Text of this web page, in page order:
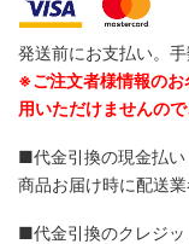
発送前にお支払い。手
※ご注文者様情報のお
用いただけませんので
■代金引換の現金払い
商品お届け時に配送業
■代金引換のクレジ